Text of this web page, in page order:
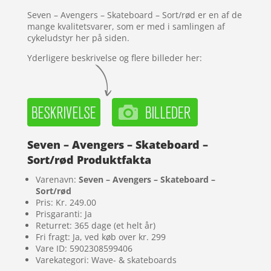
mmelser
Seven – Avengers – Skateboard – Sort/rød er en af de
mange kvalitetsvarer, som er med i samlingen af
cykeludstyr her på siden.
Yderligere beskrivelse og flere billeder her:
Seven – Avengers – Skateboard –
Sort/rød Produktfakta
Varenavn: Seven – Avengers – Skateboard –
Sort/rød
Pris: Kr. 249.00
Prisgaranti: Ja
Returret: 365 dage (et helt år)
Fri fragt: Ja, ved køb over kr. 299
Vare ID: 5902308599406
Varekategori: Wave- & skateboards